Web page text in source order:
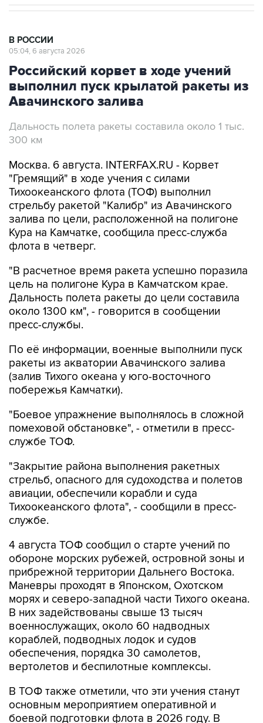
В РОССИИ
05:04, 6 августа 2026
Российский корвет в ходе учений
выполнил пуск крылатой ракеты из
Авачинского залива
Дальность полета ракеты составила около 1 тыс.
300 км
Москва. 6 августа. INTERFAX.RU - Корвет
"Гремящий" в ходе учения с силами
Тихоокеанского флота (ТОФ) выполнил
стрельбу ракетой "Калибр" из Авачинского
залива по цели, расположенной на полигоне
Кура на Камчатке, сообщила пресс-служба
флота в четверг.
"В расчетное время ракета успешно поразила
цель на полигоне Кура в Камчатском крае.
Дальность полета ракеты до цели составила
около 1300 км", - говорится в сообщении
пресс-службы.
По её информации, военные выполнили пуск
ракеты из акватории Авачинского залива
(залив Тихого океана у юго-восточного
побережья Камчатки).
"Боевое упражнение выполнялось в сложной
помеховой обстановке", - отметили в пресс-
службе ТОФ.
"Закрытие района выполнения ракетных
стрельб, опасного для судоходства и полетов
авиации, обеспечили корабли и суда
Тихоокеанского флота", - сообщили в пресс-
службе.
4 августа ТОФ сообщил о старте учений по
обороне морских рубежей, островной зоны и
прибрежной территории Дальнего Востока.
Маневры проходят в Японском, Охотском
морях и северо-западной части Тихого океана.
В них задействованы свыше 13 тысяч
военнослужащих, около 60 надводных
кораблей, подводных лодок и судов
обеспечения, порядка 30 самолетов,
вертолетов и беспилотные комплексы.
В ТОФ также отметили, что эти учения станут
основным мероприятием оперативной и
боевой подготовки флота в 2026 году. В